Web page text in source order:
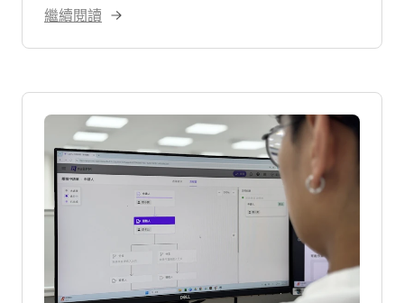
所有流程只需在人資系統內完成。這套解決
方案能快速準確地將薪資發放至員工銀行帳
繼續閱讀